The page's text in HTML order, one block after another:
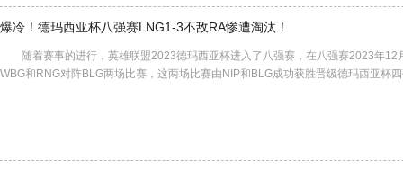
爆冷！德玛西亚杯八强赛LNG1-3不敌RA惨遭淘汰！
随着赛事的进行，英雄联盟2023德玛西亚杯进入了八强赛，在八强赛2023年12
WBG和RNG对阵BLG两场比赛，这两场比赛由NIP和BLG成功获胜晋级德玛西亚杯